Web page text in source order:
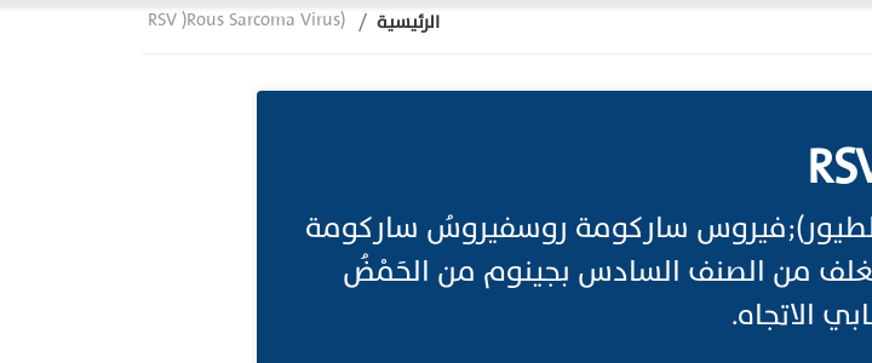
RSV )Rous Sarcoma Virus) الرئيسية
ساركومة روسفيروسُ ساركومة
من الصنف السادس بجينوم من الحَمْضُ
الاتجاه.